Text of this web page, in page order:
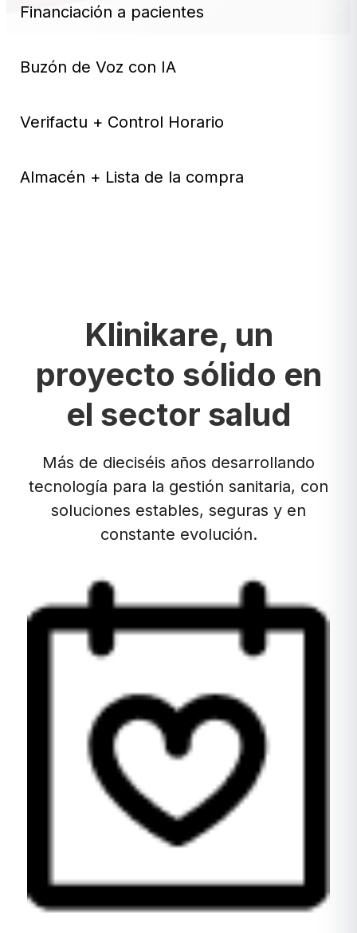
Financiación a pacientes
Buzón de Voz con IA
Verifactu + Control Horario
Almacén + Lista de la compra
Klinikare, un
proyecto sólido en
el sector salud
Más de dieciséis años desarrollando
tecnología para la gestión sanitaria, con
soluciones estables, seguras y en
constante evolución.